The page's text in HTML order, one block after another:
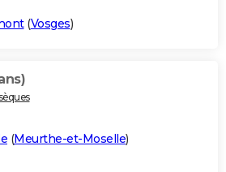
(Vosges)
(Meurthe-et-Moselle)